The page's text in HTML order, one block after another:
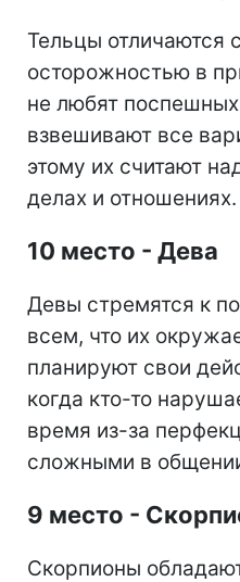
Тельцы отличаются
осторожностью в
не любят
взвешивают все
этому их считают
делах и отношениях.
10 место - Дева
Девы стремятся к
всем, что их
планируют свои
когда кто-то
время из-за
сложными в
9 место -
Скорпионы